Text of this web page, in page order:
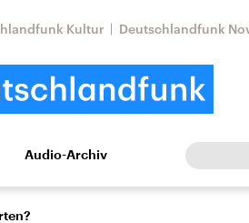
Kultur Deutschlandfunk
Kultur Europa
Audio-Archiv